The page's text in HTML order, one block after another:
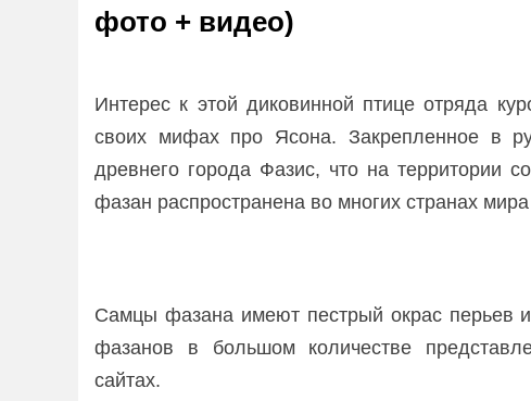
фото + видео)
Интерес к этой диковинной птице отряда
своих мифах про Ясона. Закрепленное в
древнего города Фазис, что на территории
фазан распространена во многих странах
Самцы фазана имеют пестрый окрас перьев
фазанов в большом количестве
сайтах.